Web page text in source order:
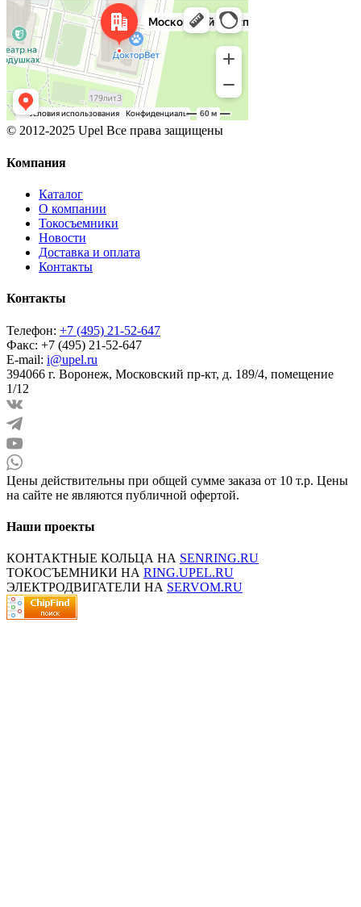
© 2012-2025 Upel Все права защищены
Компания
Каталог
О компании
Токосъемники
Новости
Доставка и оплата
Контакты
Контакты
Телефон: +7 (495) 21-52-647
Факс: +7 (495) 21-52-647
E-mail: i@upel.ru
394066 г. Воронеж, Московский пр-кт, д. 189/4, помещение
1/12
Цены действительны при общей сумме заказа от 10 т.р. Цены
на сайте не являются публичной офертой.
Наши проекты
КОНТАКТНЫЕ КОЛЬЦА НА SENRING.RU
ТОКОСЪЕМНИКИ НА RING.UPEL.RU
ЭЛЕКТРОДВИГАТЕЛИ НА SERVOM.RU